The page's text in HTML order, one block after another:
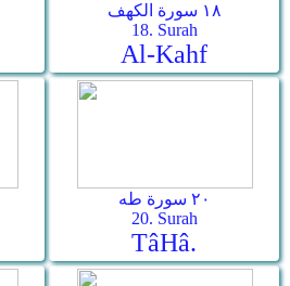
١٨ سورة الكهف
18. Surah
Al-Kahf
٢٠ سورة طه
20. Surah
Tâ­Hâ.